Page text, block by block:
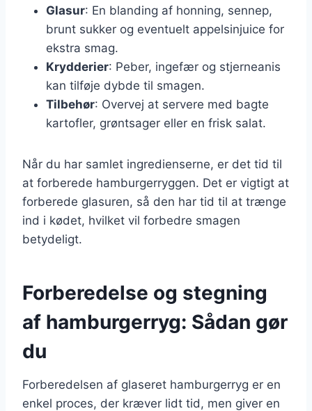
Glasur: En blanding af honning, sennep,
brunt sukker og eventuelt appelsinjuice for
ekstra smag.
Krydderier: Peber, ingefær og stjerneanis
kan tilføje dybde til smagen.
Tilbehør: Overvej at servere med bagte
kartofler, grøntsager eller en frisk salat.
Når du har samlet ingredienserne, er det tid til
at forberede hamburgerryggen. Det er vigtigt at
forberede glasuren, så den har tid til at trænge
ind i kødet, hvilket vil forbedre smagen
betydeligt.
Forberedelse og stegning
af hamburgerryg: Sådan gør
du
Forberedelsen af glaseret hamburgerryg er en
enkel proces, der kræver lidt tid, men giver en